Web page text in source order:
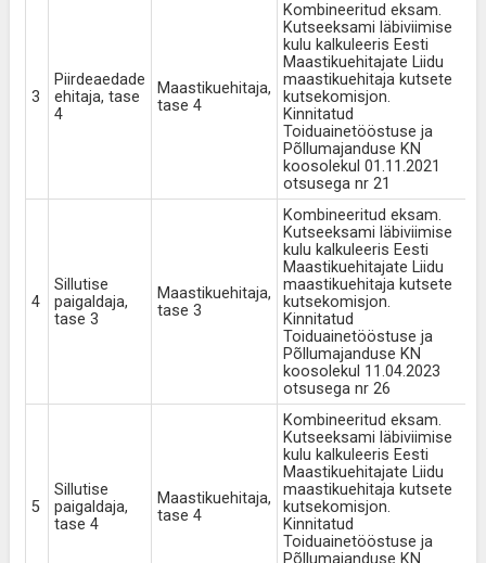
3
Piirdeaedade
ehitaja, tase
4
Maastikuehitaja,
tase 4
Kombineeritud eksam.
Kutseeksami läbiviimise
kulu kalkuleeris Eesti
Maastikuehitajate Liidu
maastikuehitaja kutsete
kutsekomisjon.
Kinnitatud
Toiduainetööstuse ja
Põllumajanduse KN
koosolekul 01.11.2021
otsusega nr 21
4
Sillutise
paigaldaja,
tase 3
Maastikuehitaja,
tase 3
Kombineeritud eksam.
Kutseeksami läbiviimise
kulu kalkuleeris Eesti
Maastikuehitajate Liidu
maastikuehitaja kutsete
kutsekomisjon.
Kinnitatud
Toiduainetööstuse ja
Põllumajanduse KN
koosolekul 11.04.2023
otsusega nr 26
5
Sillutise
paigaldaja,
tase 4
Maastikuehitaja,
tase 4
Kombineeritud eksam.
Kutseeksami läbiviimise
kulu kalkuleeris Eesti
Maastikuehitajate Liidu
maastikuehitaja kutsete
kutsekomisjon.
Kinnitatud
Toiduainetööstuse ja
Põllumajanduse KN